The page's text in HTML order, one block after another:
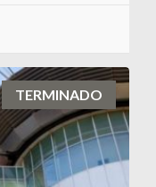
TERMINADO